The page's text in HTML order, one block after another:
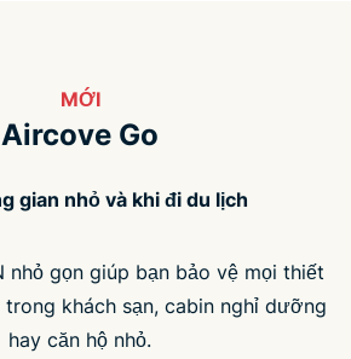
MỚI
Aircove Go
gian nhỏ và khi đi du lịch
nhỏ gọn giúp bạn bảo vệ mọi thiết
khách sạn, cabin nghỉ dưỡng
hay căn hộ nhỏ.